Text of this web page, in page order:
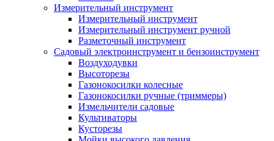
Измерительный инструмент
Измерительный инструмент
Измерительный инструмент ручной
Разметочный инструмент
Садовый электроинструмент и бензоинструмент
Воздуходувки
Высоторезы
Газонокосилки колесные
Газонокосилки ручные (триммеры)
Измельчители садовые
Культиваторы
Кусторезы